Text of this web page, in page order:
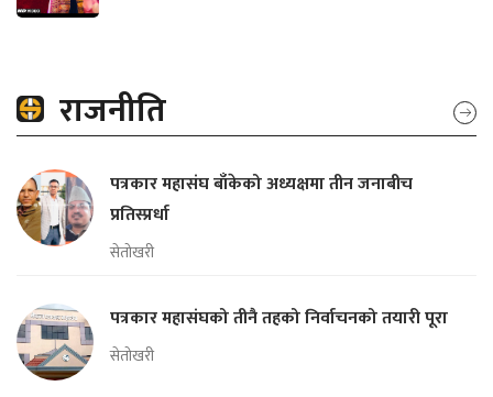
राजनीति
पत्रकार महासंघ बाँकेको अध्यक्षमा तीन जनाबीच
प्रतिस्प्रर्धा
सेतोखरी
पत्रकार महासंघको तीनै तहको निर्वाचनको तयारी पूरा
सेतोखरी